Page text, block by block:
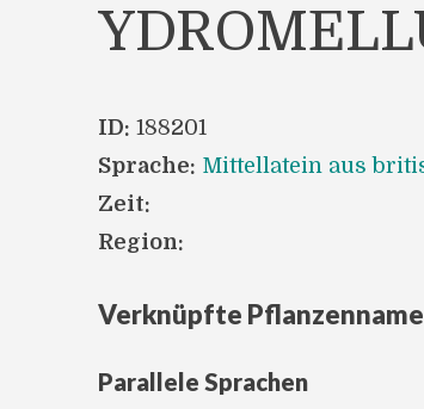
ID: 188201
Sprache: Mittellatein aus
Zeit:
Region:
Verknüpfte
Parallele Sprachen